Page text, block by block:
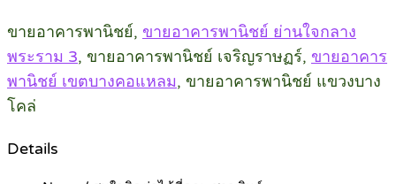
ขายอาคารพานิชย์, ขายอาคารพานิชย์ ย่านใจกลาง
พระราม 3, ขายอาคารพานิชย์ เจริญราษฏร์, ขายอาคาร
พานิชย์ เขตบางคอแหลม, ขายอาคารพานิชย์ แขวงบาง
โคล่
Details